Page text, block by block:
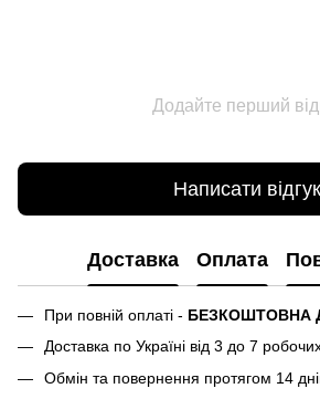
Додайте перший
Написати відгук
Доставка Оплата
При повній оплаті - БЕЗКОШТОВНА
Доставка по Україні від 3 до 7
Обмін та повернення протягом 14